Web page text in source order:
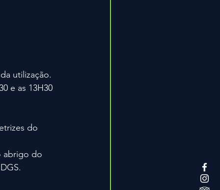
utilização.
e as 13H30
do
abrigo do